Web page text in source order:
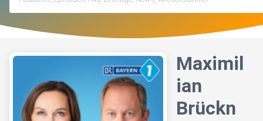
Maximil
ian
Brückn